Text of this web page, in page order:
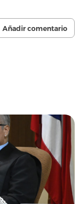
Añadir comentario